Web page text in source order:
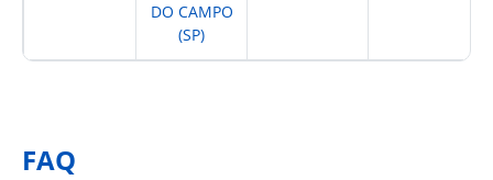
DO CAMPO
(SP)
FAQ